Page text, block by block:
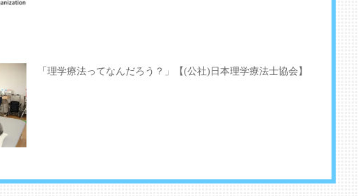
「理学療法ってなんだろう？」【(公社)日本理学療法士協会】